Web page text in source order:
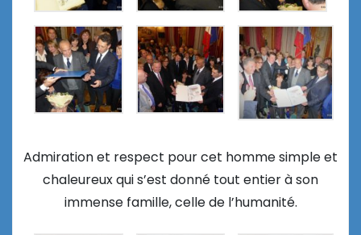
Admiration et respect pour cet homme simple et
chaleureux qui s’est donné tout entier à son
immense famille, celle de l’humanité.